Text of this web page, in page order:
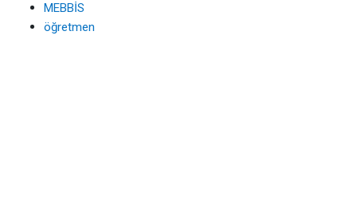
MEBBİS
öğretmen